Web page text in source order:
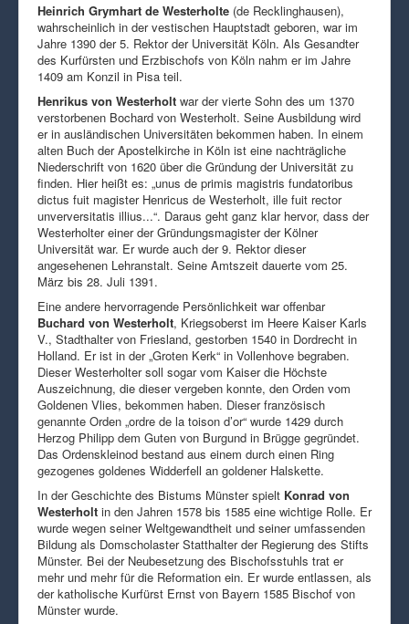
Heinrich Grymhart de Westerholte (de Recklinghausen),
wahrscheinlich in der vestischen Hauptstadt geboren, war im
Jahre 1390 der 5. Rektor der Universität Köln. Als Gesandter
des Kurfürsten und Erzbischofs von Köln nahm er im Jahre
1409 am Konzil in Pisa teil.
Henrikus von Westerholt war der vierte Sohn des um 1370
verstorbenen Bochard von Westerholt. Seine Ausbildung wird
er in ausländischen Universitäten bekommen haben. In einem
alten Buch der Apostelkirche in Köln ist eine nachträgliche
Niederschrift von 1620 über die Gründung der Universität zu
finden. Hier heißt es: „unus de primis magistris fundatoribus
dictus fuit magister Henricus de Westerholt, ille fuit rector
unverversitatis illius...“. Daraus geht ganz klar hervor, dass der
Westerholter einer der Gründungsmagister der Kölner
Universität war. Er wurde auch der 9. Rektor dieser
angesehenen Lehranstalt. Seine Amtszeit dauerte vom 25.
März bis 28. Juli 1391.
Eine andere hervorragende Persönlichkeit war offenbar
Buchard von Westerholt, Kriegsoberst im Heere Kaiser Karls
V., Stadthalter von Friesland, gestorben 1540 in Dordrecht in
Holland. Er ist in der „Groten Kerk“ in Vollenhove begraben.
Dieser Westerholter soll sogar vom Kaiser die Höchste
Auszeichnung, die dieser vergeben konnte, den Orden vom
Goldenen Vlies, bekommen haben. Dieser französisch
genannte Orden „ordre de la toison d’or“ wurde 1429 durch
Herzog Philipp dem Guten von Burgund in Brügge gegründet.
Das Ordenskleinod bestand aus einem durch einen Ring
gezogenes goldenes Widderfell an goldener Halskette.
In der Geschichte des Bistums Münster spielt Konrad von
Westerholt in den Jahren 1578 bis 1585 eine wichtige Rolle. Er
wurde wegen seiner Weltgewandtheit und seiner umfassenden
Bildung als Domscholaster Statthalter der Regierung des Stifts
Münster. Bei der Neubesetzung des Bischofsstuhls trat er
mehr und mehr für die Reformation ein. Er wurde entlassen, als
der katholische Kurfürst Ernst von Bayern 1585 Bischof von
Münster wurde.